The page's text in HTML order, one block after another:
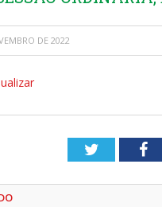
DE 2022
Twitter